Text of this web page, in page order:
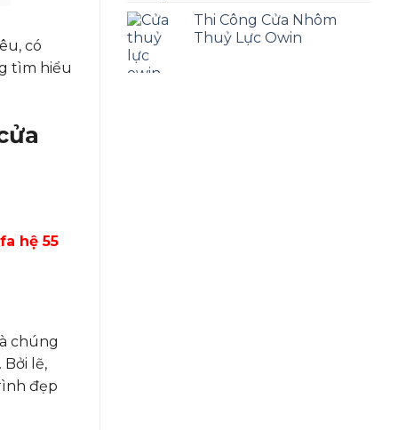
có
tìm hiểu
hệ 55
chúng
lẽ,
đẹp
hạng4.83
5 sao
Thi Công Cửa Nhôm
Thuỷ Lực Owin